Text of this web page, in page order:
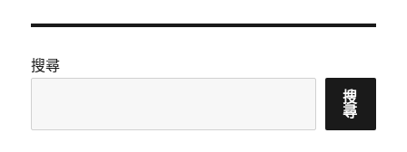
搜尋
搜
尋